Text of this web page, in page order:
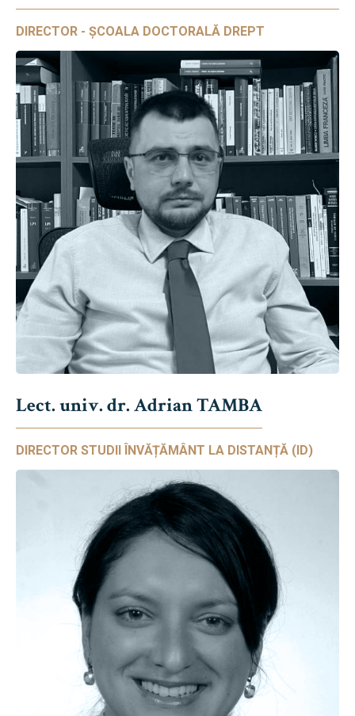
DIRECTOR - ȘCOALA DOCTORALĂ DREPT
Lect. univ. dr. Adrian TAMBA
DIRECTOR STUDII ÎNVĂȚĂMÂNT LA DISTANȚĂ (ID)